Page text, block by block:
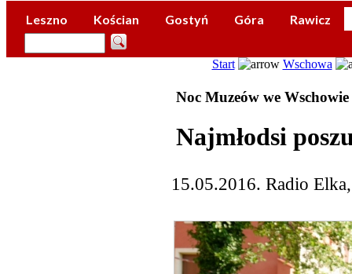
Leszno Kościan Gostyń Góra Rawicz
Start Wschowa
Noc Muzeów we Wschowie
Najmłodsi
15.05.2016. Radio